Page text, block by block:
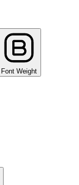
Font Weight